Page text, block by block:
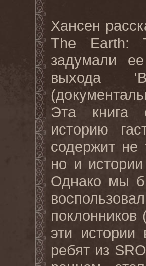
Хансен
The Earth:
задумали
выхода
Эта книга
историю
содержит не
но и
Однако мы
эти истории
ребят из